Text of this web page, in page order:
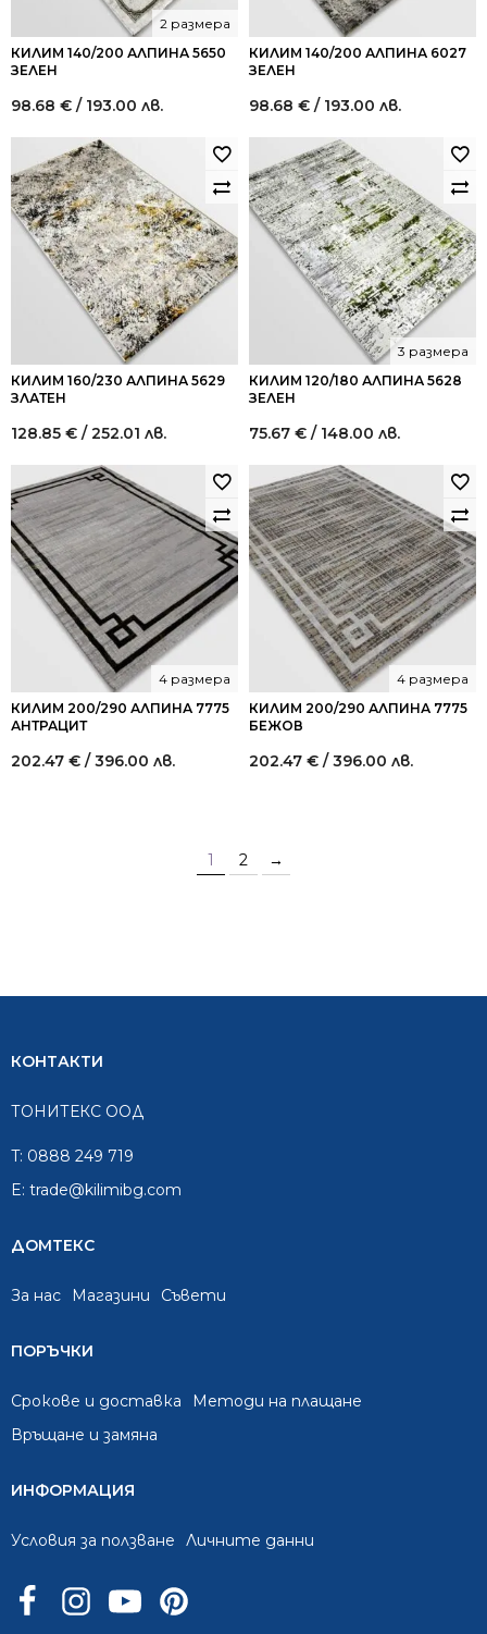
КИЛИМ 140/200 АЛПИНА 5650
ЗЕЛЕН
2 размера
98.68 € / 193.00 лв.
КИЛИМ 140/200 АЛПИНА 6027
ЗЕЛЕН
98.68 € / 193.00 лв.
КИЛИМ 160/230 АЛПИНА 5629
ЗЛАТЕН
128.85 € / 252.01 лв.
КИЛИМ 120/180 АЛПИНА 5628
ЗЕЛЕН
3 размера
75.67 € / 148.00 лв.
КИЛИМ 200/290 АЛПИНА 7775
АНТРАЦИТ
4 размера
202.47 € / 396.00 лв.
КИЛИМ 200/290 АЛПИНА 7775
БЕЖОВ
4 размера
202.47 € / 396.00 лв.
1 2 →
КОНТАКТИ
ТОНИТЕКС ООД
T: 0888 249 719
E: trade@kilimibg.com
ДОМТЕКС
За нас Mагазини Съвети
ПОРЪЧКИ
Срокове и доставка
Методи на плащане
Връщане и замяна
ИНФОРМАЦИЯ
Условия за ползване Личните данни